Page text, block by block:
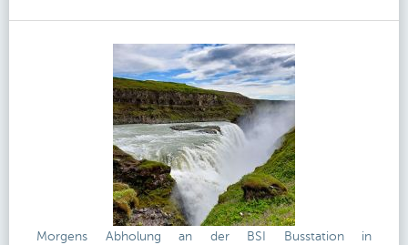
Morgens Abholung an der BSI Busstation in